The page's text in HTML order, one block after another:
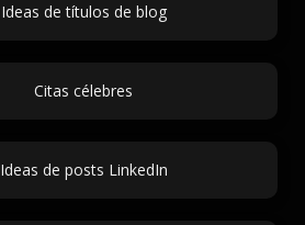
Ideas de títulos de blog
Citas célebres
Ideas de posts LinkedIn